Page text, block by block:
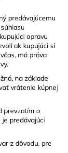
predávajúcemu
opravu
ak kupujúci si
má práva
na základe
vrátenie kúpnej
prevzatím o
je predávajúci
z dôvodu, pre